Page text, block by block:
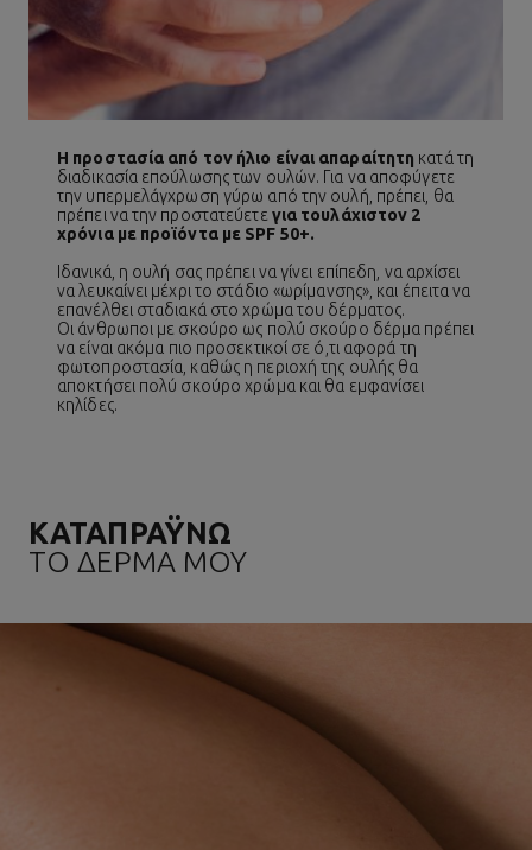
Η προστασία από τον ήλιο είναι απαραίτητη κατά τη
διαδικασία επούλωσης των ουλών. Για να αποφύγετε
την υπερμελάγχρωση γύρω από την ουλή, πρέπει, θα
πρέπει να την προστατεύετε για τουλάχιστον 2
χρόνια με προϊόντα με SPF 50+.
Ιδανικά, η ουλή σας πρέπει να γίνει επίπεδη, να αρχίσει
να λευκαίνει μέχρι το στάδιο «ωρίμανσης», και έπειτα να
επανέλθει σταδιακά στο χρώμα του δέρματος.
Οι άνθρωποι με σκούρο ως πολύ σκούρο δέρμα πρέπει
να είναι ακόμα πιο προσεκτικοί σε ό,τι αφορά τη
φωτοπροστασία, καθώς η περιοχή της ουλής θα
αποκτήσει πολύ σκούρο χρώμα και θα εμφανίσει
κηλίδες.
ΚΑΤΑΠΡΑΫΝΩ
ΤΟ ΔΕΡΜΑ ΜΟΥ